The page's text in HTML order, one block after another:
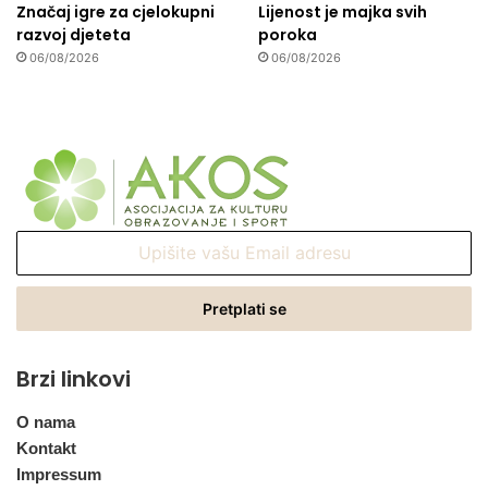
Značaj igre za cjelokupni
razvoj djeteta
06/08/2026
Lijenost je majka svih
poroka
06/08/2026
Email
Brzi linkovi
O nama
Kontakt
Impressum